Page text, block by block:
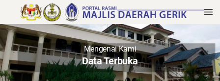
Mengenai Kami
Data Terbuka